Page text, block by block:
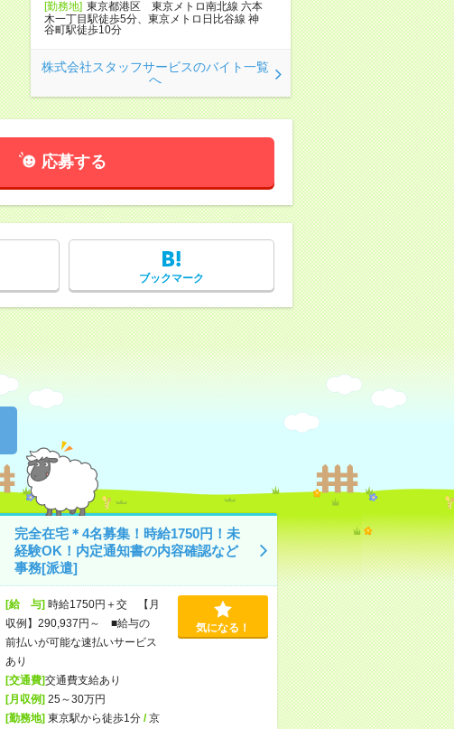
[勤務地] 東京都港区 東京メトロ南北線 六本
木一丁目駅徒歩5分、東京メトロ日比谷線 神
谷町駅徒歩10分
株式会社スタッフサービスのバイト一覧
へ
応募する
ブックマーク
完全在宅＊4名募集！時給1750円！未
経験OK！内定通知書の内容確認など
事務[派遣]
[給 与]時給1750円＋交 【月
収例】290,937円～ ■給与の
前払いが可能な速払いサービス
あり
[交通費]交通費支給あり
[月収例]25～30万円
[勤務地]東京駅から徒歩1分/京
気になる！